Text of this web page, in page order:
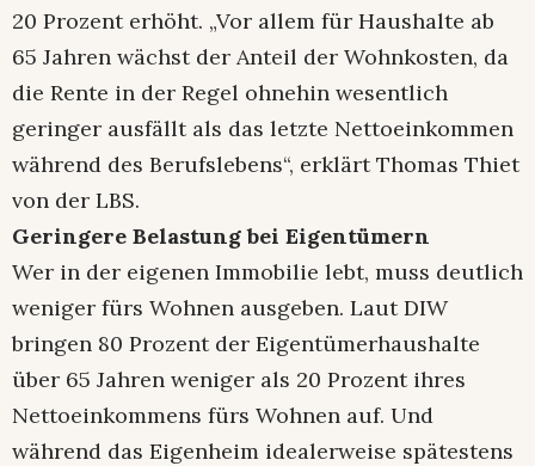
20 Prozent erhöht. „Vor allem für Haushalte ab
65 Jahren wächst der Anteil der Wohnkosten, da
die Rente in der Regel ohnehin wesentlich
geringer ausfällt als das letzte Nettoeinkommen
während des Berufslebens“, erklärt Thomas Thiet
von der LBS.
Geringere Belastung bei Eigentümern
Wer in der eigenen Immobilie lebt, muss deutlich
weniger fürs Wohnen ausgeben. Laut DIW
bringen 80 Prozent der Eigentümerhaushalte
über 65 Jahren weniger als 20 Prozent ihres
Nettoeinkommens fürs Wohnen auf. Und
während das Eigenheim idealerweise spätestens